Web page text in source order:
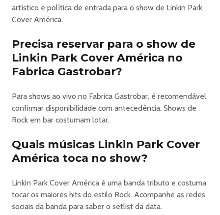
artístico e política de entrada para o show de Linkin Park
Cover América.
Precisa reservar para o show de
Linkin Park Cover América no
Fabrica Gastrobar?
Para shows ao vivo no Fabrica Gastrobar, é recomendável
confirmar disponibilidade com antecedência. Shows de
Rock em bar costumam lotar.
Quais músicas Linkin Park Cover
América toca no show?
Linkin Park Cover América é uma banda tributo e costuma
tocar os maiores hits do estilo Rock. Acompanhe as redes
sociais da banda para saber o setlist da data.